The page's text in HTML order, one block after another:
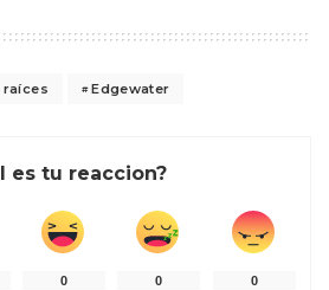
raíces Edgewater
es tu reaccion?
0 0 0